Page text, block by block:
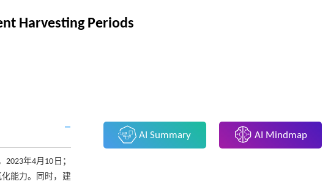
Harvesting Periods
年4月10日；
化能力。同时，建
AI Summary AI Mindmap